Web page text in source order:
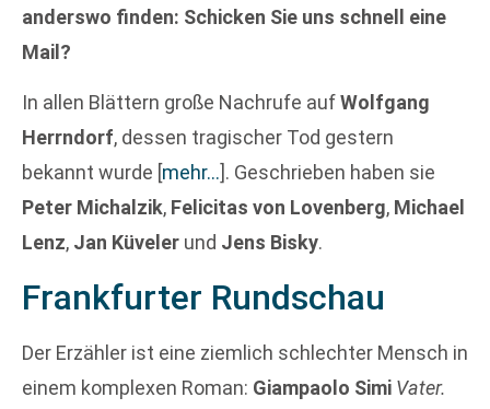
anderswo finden: Schicken Sie uns schnell eine
Mail?
In allen Blättern große Nachrufe aufWolfgang
Herrndorf, dessen tragischer Tod gestern
bekannt wurde [mehr…]. Geschrieben haben sie
Peter Michalzik, Felicitas von Lovenberg, Michael
Lenz, Jan Küveler und Jens Bisky.
Frankfurter Rundschau
Der Erzähler ist eine ziemlich schlechter Mensch in
einem komplexen Roman: Giampaolo Simi Vater.